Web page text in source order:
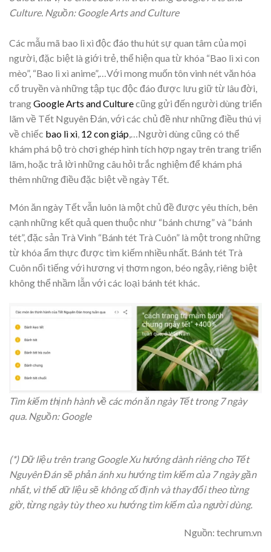
Culture. Nguồn: Google Arts and Culture
​Các mẫu mã bao lì xì độc đáo thu hút sự quan tâm của mọi
người, đặc biệt là giới trẻ, thể hiện qua từ khóa “Bao lì xì con
mèo”, “Bao lì xì anime”,…Với mong muốn tôn vinh nét văn hóa
cổ truyền và những tập tục độc đáo được lưu giữ từ lâu đời,
trangGoogle Arts and Culturecũng gửi đến người dùng triển
lãm về Tết Nguyên Đán, với các chủ đề như những điều thú vị
về chiếc bao lì xì, 12 con giáp,…Người dùng cũng có thể
khám phá bộ trò chơi ghép hình tích hợp ngay trên trang triển
lãm, hoặc trả lời những câu hỏi trắc nghiệm để khám phá
thêm những điều đặc biệt về ngày Tết.
Món ăn ngày Tết vẫn luôn là một chủ đề được yêu thích, bên
cạnh những kết quả quen thuộc như “bánh chưng” và “bánh
tét”, đặc sản Trà Vinh “Bánh tét Trà Cuôn” là một trong những
từ khóa ẩm thực được tìm kiếm nhiều nhất. Bánh tét Trà
Cuôn nổi tiếng với hương vị thơm ngon, béo ngậy, riêng biệt
không thể nhầm lẫn với các loại bánh tét khác.
Tìm kiếm thịnh hành về các món ăn ngày Tết trong 7 ngày
qua. Nguồn: Google
(*) Dữ liệu trên trang Google Xu hướng dành riêng cho Tết
Nguyên Đán sẽ phản ánh xu hướng tìm kiếm của 7 ngày gần
nhất, vì thế dữ liệu sẽ không cố định và thay đổi theo từng
giờ, từng ngày tùy theo xu hướng tìm kiếm của người dùng.
Nguồn: techrum.vn